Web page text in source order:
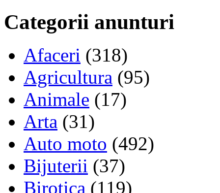
Categorii anunturi
Afaceri (318)
Agricultura (95)
Animale (17)
Arta (31)
Auto moto (492)
Bijuterii (37)
Birotica (119)